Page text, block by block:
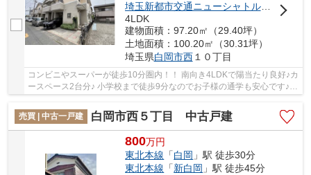
埼玉新都市交通ニューシャトル
「 伊奈中央
4LDK
建物面積：97.20㎡（29.40坪）
土地面積：100.20㎡（30.31坪）
埼玉県白岡市西１０丁目
コンビニやスーパーが徒歩10分圏内！！ 南向き4LDKで陽当たり良好♪カ
ースペース2台分♪ 小学校まで徒歩9分なのでお子様の通学も安心です♪
売買 | 中古一戸建
白岡市西５丁目 中古戸建
800万円
東北本線 「白岡 」駅 徒歩30分
東北本線 「新白岡 」駅 徒歩45分